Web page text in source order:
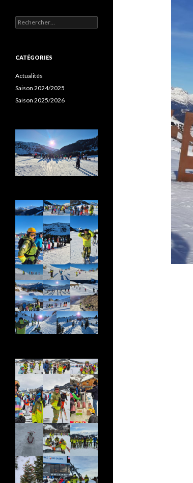
Rechercher :
CATÉGORIES
Actualités
Saison 2024/2025
Saison 2025/2026